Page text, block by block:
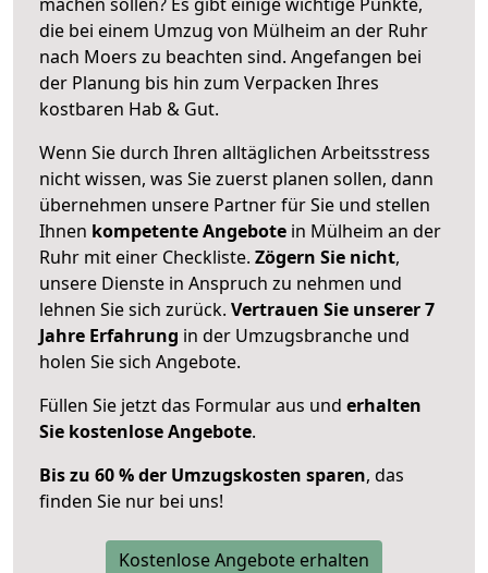
die bei einem Umzug von Mülheim an der Ruhr
nach Moers zu beachten sind. Angefangen bei
der Planung bis hin zum Verpacken Ihres
kostbaren Hab & Gut.
Wenn Sie durch Ihren alltäglichen Arbeitsstress
nicht wissen, was Sie zuerst planen sollen, dann
übernehmen unsere Partner für Sie und stellen
Ihnen kompetente Angebote in Mülheim an der
Ruhr mit einer Checkliste. Zögern Sie nicht,
unsere Dienste in Anspruch zu nehmen und
lehnen Sie sich zurück. Vertrauen Sie unserer 7
Jahre Erfahrung in der Umzugsbranche und
holen Sie sich Angebote.
Füllen Sie jetzt das Formular aus und erhalten
Sie kostenlose Angebote.
Bis zu 60 % der Umzugskosten sparen, das
finden Sie nur bei uns!
Kostenlose Angebote erhalten